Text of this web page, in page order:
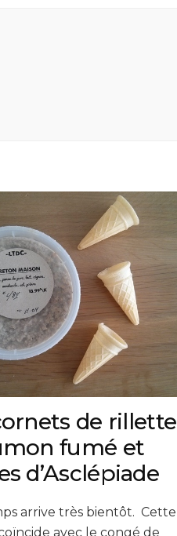
de rillette
fumé et
d’Asclépiade
arrive très bientôt. Cette
avec le congé de